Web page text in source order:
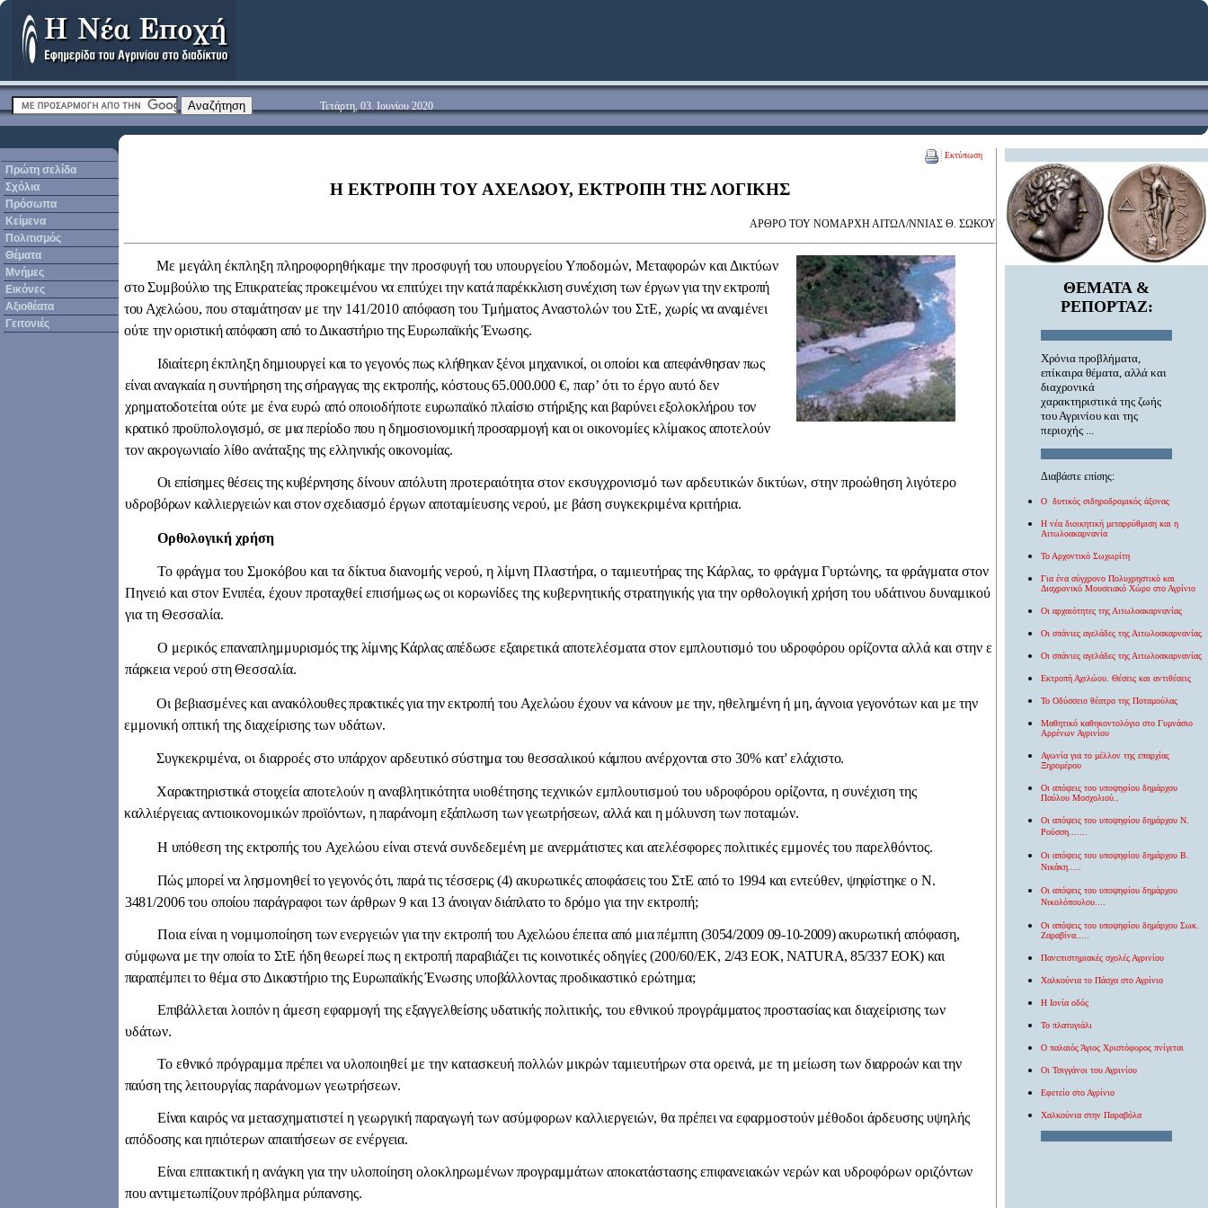
Τετάρτη, 03. Ιουνίου 2020
Πρώτη σελίδα
Σχόλια
Πρόσωπα
Κείμενα
Πολιτισμός
Θέματα
Μνήμες
Εικόνες
Αξιοθέατα
Γειτονιές
Εκτύπωση
Η ΕΚΤΡΟΠΗ ΤΟΥ ΑΧΕΛΩΟΥ, ΕΚΤΡΟΠΗ ΤΗΣ ΛΟΓΙΚΗΣ
ΑΡΘΡΟ ΤΟΥ ΝΟΜΑΡΧΗ ΑΙΤΩΛ/ΝΝΙΑΣ Θ. ΣΩΚΟΥ
Με μεγάλη έκπληξη πληροφορηθήκαμε την προ­σφυγή του υπουργείου Υποδομών, Μεταφορών και Δικτύων
στο Συμβούλιο της Επικρατείας προκειμένου να επιτύχει την κατά παρέκκλιση συνέχιση των έργων για την εκτροπή
του Αχελώου, που σταμάτησαν με την 141/2010 απόφαση του Τμήματος Αναστολών του ΣτΕ, χωρίς να αναμένει
ούτε την οριστική απόφαση από το Δικαστήριο τηςΕυρωπαϊκής Ένωσης.
Ιδιαίτερη έκπληξη δημιουργεί και το γεγονός πως κλήθηκαν ξένοι μηχανικοί, οι οποίοι και απεφάνθησαν πως
είναι αναγκαία η συντήρηση της σήραγγας της εκτροπής, κόστους 65.000.000 €, παρ’ ότι το έργο αυτό δεν
χρηματοδοτείται ούτε με ένα ευρώ απόοποιοδήποτε ευρωπαϊκό πλαίσιο στήριξης και βαρύνει εξολοκλήρου τον
κρατικό προϋπολογισμό, σε μια περίοδο που η δημοσιονομική προσαρμογή και οι οικονομίες κλίμακος αποτελούν
τον ακρογωνιαίο λίθο ανάταξης της ελληνικής οικονομίας.
Οι επίσημες θέσεις της κυβέρνησης δίνουν απόλυτη προτεραιότητα στον εκσυγχρονισμό των αρδευτικών δικτύων, στην προώθηση λιγότερο
υδροβόρων καλλιεργειών και στον σχε­διασμό έργων αποταμίευσης νερού, με βάση συγκεκριμένα κριτήρια.
Ορθολογική χρήση
Το φράγμα του Σμοκόβου και τα δίκτυα διανομής νερού, η λίμνη Πλαστήρα, ο ταμιευτήρας της Κάρλας, το φράγμα Γυρτώνης, τα φράγματα στον
Πηνειό και στον Ενιπέα, έχουν προταχθεί επισήμως ως οι κορωνίδες της κυβερνητικής στρατηγικής για την ορθολογική χρήση του υδάτινου δυναμικού
για τη Θεσσαλία.
Ο μερικός επαναπλημμυρισμός της λίμνης Κάρλας απέδωσε εξαιρετικά αποτελέσματαστον εμπλουτισμό του υδροφό­ρου ορίζοντα αλλά και στην ε­
πάρκεια νερού στη Θεσσαλία.
Οι βεβιασμένες και ανακόλουθες πρακτικές για την εκτροπή του Αχελώου έχουν να κάνουν με την, ηθελημένη ή μη, ά­γνοια γεγονότων και με την
εμμονική οπτική της διαχείρισης των υδάτων.
Συγκεκριμένα, οι διαρροές στο υπάρχον αρδευτικό σύστημα του θεσσαλικού κάμπου ανέρχονται στο 30% κατ'ελάχιστο.
Χαρακτηριστικά στοιχεία αποτελούν η αναβλητικότητα υιοθέτησης τεχνικών εμπλουτισμού του υδροφόρου ορίζοντα, η συνέχιση της
καλλιέργειας αντιοικονομικών προϊόντων, η παράνομη εξάπλωσητων γεωτρήσεων, αλλά και η μόλυνση των ποταμών.
Η υπόθεση της εκτροπής του Αχελώου είναι στενά συνδεδεμένη με ανερμάτιστες και ατελέσφορες πολιτικές εμμονές του παρελθόντος.
Πώς μπορεί να λησμονηθεί το γεγονός ότι, παρά τις τέσσερις (4) ακυρωτικές αποφάσεις του ΣτΕ από το 1994 και εντεύθεν, ψηφίστηκε ο Ν.
3481/2006 του οποίου παράγραφοι των άρθρων 9και 13 άνοιγαν διάπλατο το δρόμο για την εκτροπή;
Ποια είναι η νομιμοποίηση των ενεργειών για την εκτροπή του Αχελώου έπειτα από μια πέμπτη (3054/2009 09-10-2009) ακυρωτική απόφαση,
σύμφωνα με την οποία το ΣτΕ ήδη θεωρεί πως η εκτροπή παραβιάζει τις κοινοτικές οδηγίες (200/60/ΕΚ, 2/43 ΕΟΚ, ΝΑΤURΑ, 85/337 ΕΟΚ) και
παραπέμπει το θέμα στο Δικαστήριο της Ευρωπαϊκής Ένωσης υποβάλλοντας προδικαστικό ερώτημα;
Επιβάλλεται λοιπόν η άμεση εφαρμογή της εξαγγελθείσης υδατικής πολιτικής, του εθνικού προγράμματος προστασίας καιδιαχείρισης των
υδάτων.
Το εθνικό πρόγραμμα πρέπει να υλοποιηθεί με την κατασκευή πολλών μικρών ταμιευτήρων στα ορεινά, με τη μείωση των διαρροών και την
παύση της λειτουργίας παράνομων γεωτρήσεων.
Είναι καιρός να μετασχηματιστεί η γεωργική παραγωγή των ασύμφορων καλλιεργειών,θα πρέπει να εφαρμοστούν μέθοδοι άρδευσης υψηλής
απόδοσης και ηπιότερων απαιτήσεων σε ενέργεια.
Είναι επιτακτικήη ανάγκη για την υλοποίηση ολοκληρωμένων προγραμμάτων αποκατάστασης επιφανειακών νερών και υδροφόρων οριζόντων
που αντιμετωπίζουν πρόβλημα ρύπανσης.
ΘΕΜΑΤΑ &
ΡΕΠΟΡΤΑΖ:
Χρόνια προβλήματα,
επίκαιρα θέματα, αλλά και
διαχρονικά
χαρακτηριστικά της ζωής
του Αγρινίου και της
περιοχής ...
Διαβάστε επίσης:
O δυτικός σιδηροδρομικός άξονας
Η νέα διοικητική μεταρρύθμιση και η
Αιτωλοακαρνανία
Το Αρχοντικό Σωχωρίτη
Για ένα σύγχρονο Πολυχρηστικό και
Διαχρονικό Μουσειακό Χώρο στο Αγρίνιο
Οι αρχαιότητες της Αιτωλοακαρνανίας
Οι σπάνιες αγελάδες της Αιτωλοακαρνανίας
Οι σπάνιες αγελάδες της Αιτωλοακαρνανίας
Εκτροπή Αχελώου. Θέσεις και αντιθέσεις
Το Οδύσσειο θέατρο της Ποταμούλας
Μαθητικό καθηκοντολόγιο στο Γυμνάσιο
Αρρένων Αγρινίου
Αγωνία για το μέλλον της επαρχίας
Ξηρομέρου
Οι απόψεις του υποψηφίου δημάρχου
Παύλου Μοσχολιού..
Οι απόψεις του υποψηφίου δημάρχου Ν.
Ρούσση
Οι απόψεις του υποψηφίου δημάρχου Β.
Νικάκη
Οι απόψεις του υποψηφίου δημάρχου
Νικολόπουλου
Οι απόψεις του υποψηφίου δημάρχου Σωκ.
Ζαραβίνα
Πανεπιστημιακές σχολές Αγρινίου
Χαλκούνια το Πάσχα στο Αγρίνιο
Η Ιονία οδός
Το πλατυγιάλι
Ο παλαιός Άγιος Χριστόφορος πνίγεται
Οι Τσιγγάνοι του Αγρινίου
Εφετείο στο Αγρίνιο
Χαλκούνια στην Παραβόλα